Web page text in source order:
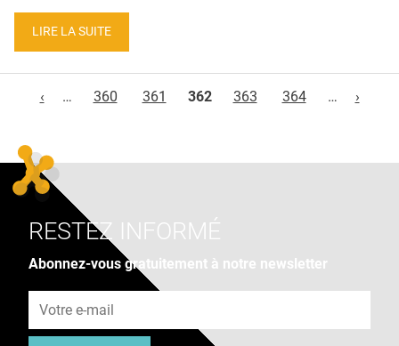
LIRE LA SUITE
‹
… 360 361 362 363 364 … ›
RESTEZ INFORMÉ
Abonnez-vous gratuitement à notre newsletter